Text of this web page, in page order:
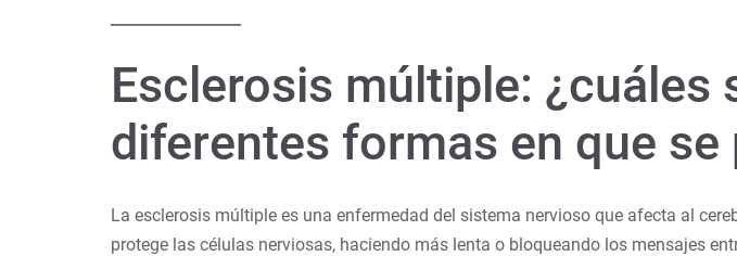
Esclerosis múltiple: ¿cuáles
diferentes formas en que
La esclerosis múltiple es una enfermedad del sistema nervioso que afecta al
protege las células nerviosas, haciendo más lenta o bloqueando los mensajes